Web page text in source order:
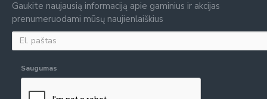
Gaukite naujausią informaciją apie gaminius ir akcijas
prenumeruodami mūsų naujienlaiškius
Saugumas